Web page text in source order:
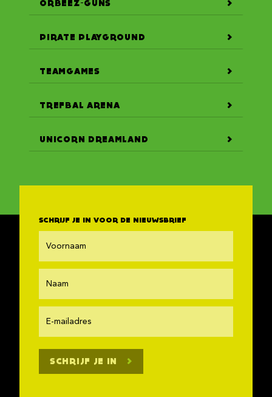
ORBEEZ-GUNS
PIRATE PLAYGROUND
TEAMGAMES
TREFBAL ARENA
UNICORN DREAMLAND
SCHRIJF JE IN VOOR DE NIEUWSBRIEF
SCHRIJF JE IN